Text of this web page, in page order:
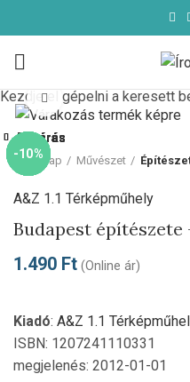
Click to enlarge
Kezdőlap Művészet
A&Z 1.1 Térképműhely
Budapest
1.490 Ft (Online ár)
Kiadó: A&Z 1.1
ISBN: 1207241110331
megjelenés: 2012-01-01
-10%
Bezárás
-10%
Bezárás
-10%
Bezárás
-69%
Bezárás
-10%
Bezárás
-10%
Bezárás
-10%
Bezárás
-10%
Bezárás
Kezdje el gépelni a keresett